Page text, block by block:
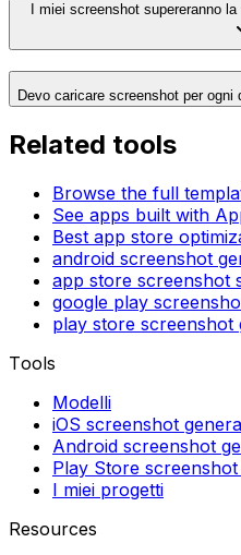
I miei screenshot supereranno
Devo caricare screenshot per ogni
Related tools
Browse the full
See apps built with
Best app store
android screenshot
app store screenshot
google play
play store screenshot
Tools
Modelli
iOS screenshot
Android screenshot
Play Store
I miei progetti
Resources